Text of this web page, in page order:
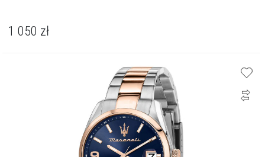
1 050 zł